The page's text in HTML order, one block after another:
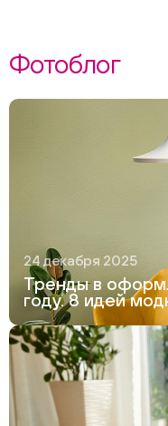
Фотоблог
24 декабря 2025
Тренды в
году. 8 идей